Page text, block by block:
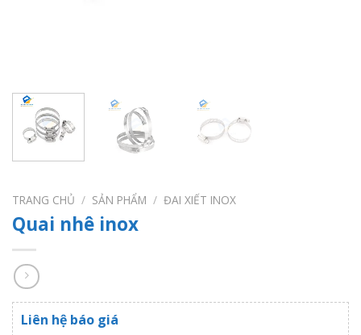
TRANG CHỦ / SẢN PHẨM / ĐAI XIẾT INOX
Quai nhê inox
Liên hệ báo giá